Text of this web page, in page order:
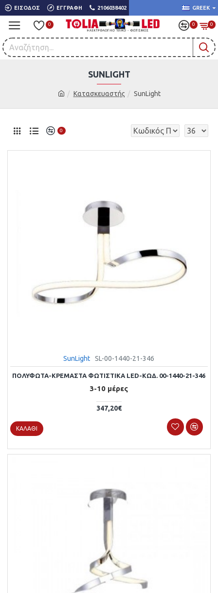
ΕΊΣΟΔΟΣ ΕΓΓΡΑΦΉ 2106038402 GREEK
0 0 0
Κατασκευαστής SunLight
SUNLIGHT
0
SunLight SL-00-1440-21-346
ΠΟΛΥΦΩΤΑ-ΚΡΕΜΑΣΤΑ ΦΩΤΙΣΤΙΚΑ LED-ΚΩΔ. 00-1440-21-346
3-10 μέρες
347,20€
ΚΑΛΆΘΙ